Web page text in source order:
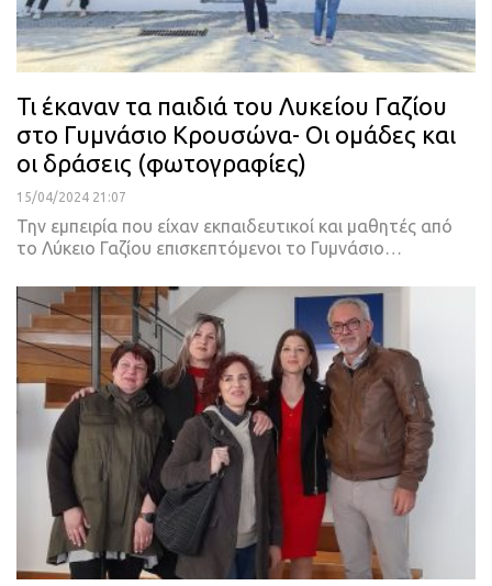
Τι έκαναν τα παιδιά του Λυκείου Γαζίου
στο Γυμνάσιο Κρουσώνα- Οι ομάδες και
οι δράσεις (φωτογραφίες)
15/04/2024 21:07
Την εμπειρία που είχαν εκπαιδευτικοί και μαθητές από
το Λύκειο Γαζίου επισκεπτόμενοι το Γυμνάσιο…